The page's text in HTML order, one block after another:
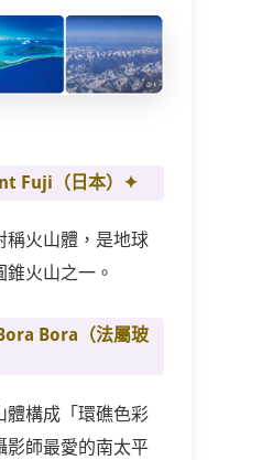
Fuji （日本）✦
稱火山體，是地球
火山之一。
Bora （法屬玻
體構成「環礁色彩
影師最愛的南太平